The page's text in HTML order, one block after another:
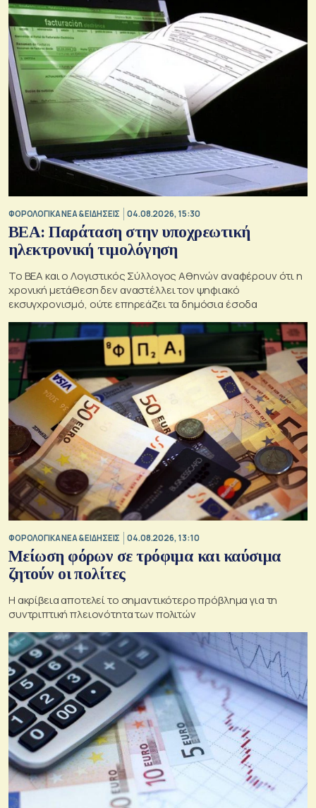
ΦΟΡΟΛΟΓΙΚΑ ΝΕΑ & EΙΔΗΣΕΙΣ 04.08.2026, 15:30
BEA: Παράταση στην υποχρεωτική
ηλεκτρονική τιμολόγηση
To BEA και ο Λογιστικός Σύλλογος Αθηνών αναφέρουν ότι η
χρονική μετάθεση δεν αναστέλλει τον ψηφιακό
εκσυγχρονισμό, ούτε επηρεάζει τα δημόσια έσοδα
ΦΟΡΟΛΟΓΙΚΑ ΝΕΑ & EΙΔΗΣΕΙΣ 04.08.2026, 13:10
Μείωση φόρων σε τρόφιμα και καύσιμα
ζητούν οι πολίτες
Η ακρίβεια αποτελεί το σημαντικότερο πρόβλημα για τη
συντριπτική πλειονότητα των πολιτών